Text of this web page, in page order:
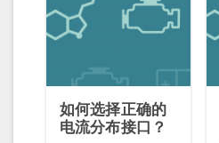
如何选择正确的
电流分布接口？